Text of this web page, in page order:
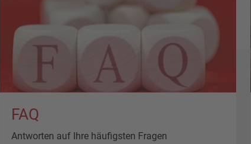
FAQ
Antworten auf Ihre häufigsten Fragen